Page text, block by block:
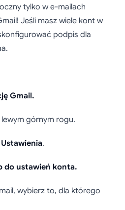
tylko w e-mailach
Jeśli masz wiele kont w
podpis dla
Gmail.
górnym rogu.
Ustawienia.
do ustawień konta.
wybierz to, dla którego